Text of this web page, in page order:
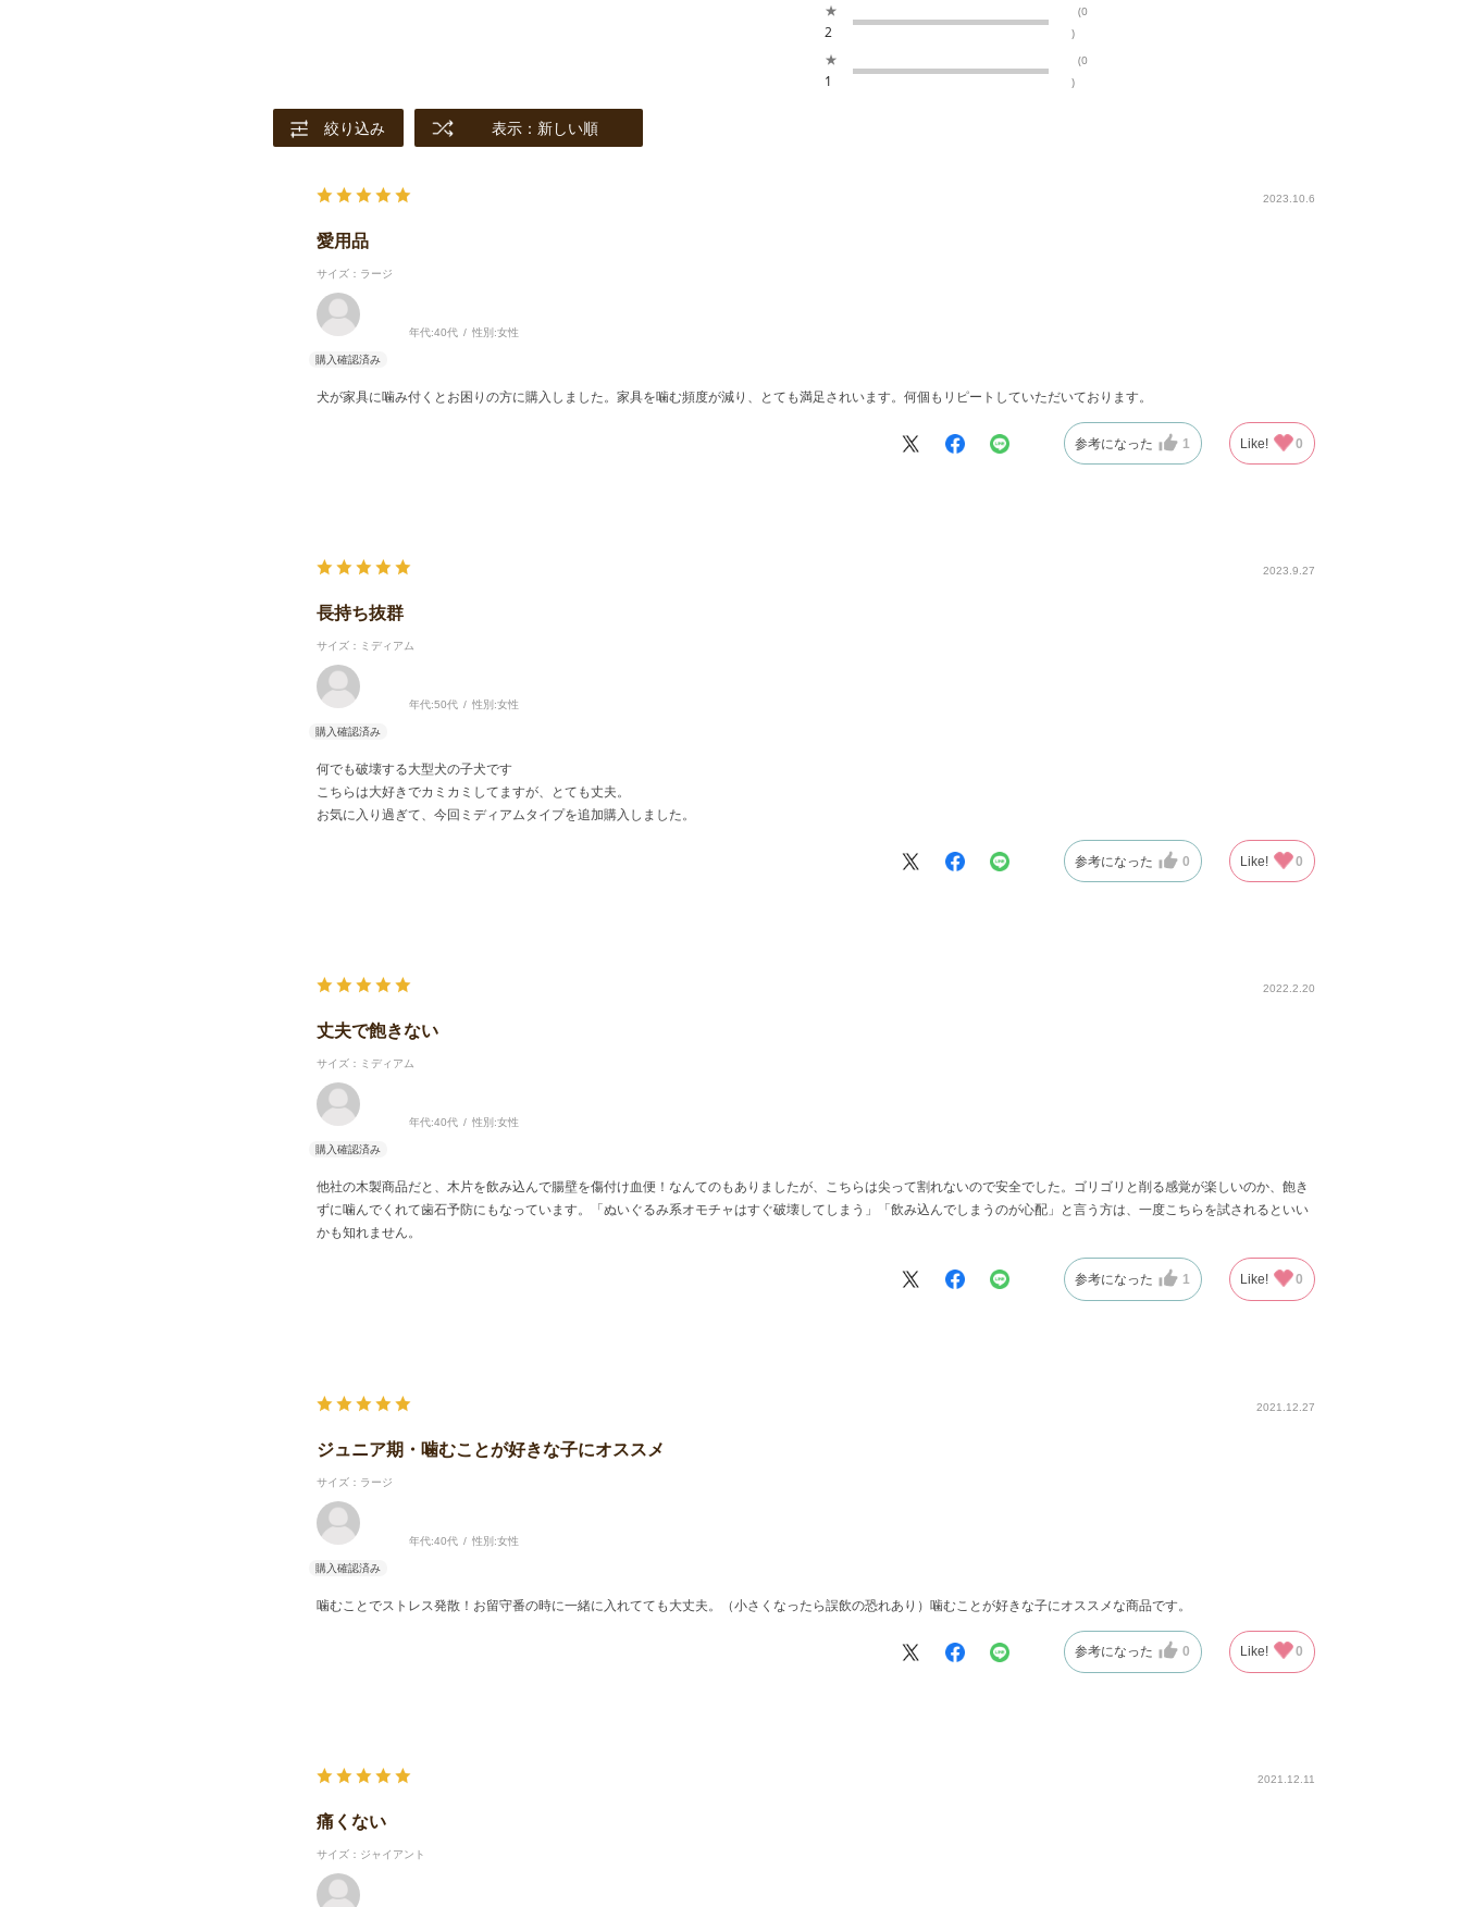
★
2
(0
)
★
1
(0
)
絞り込み 表示：新しい順
2023.10.6
愛用品
サイズ：ラージ
年代:40代 性別:女性
犬が家具に噛み付くとお困りの方に購入しました。家具を噛む頻度が減り、とても満足されいます。何個もリピートしていただいております。
参考になった 1 Like! 0
2023.9.27
長持ち抜群
サイズ：ミディアム
年代:50代 性別:女性
何でも破壊する大型犬の子犬です
こちらは大好きでカミカミしてますが、とても丈夫。
お気に入り過ぎて、今回ミディアムタイプを追加購入しました。
参考になった 0 Like! 0
2022.2.20
丈夫で飽きない
サイズ：ミディアム
年代:40代 性別:女性
他社の木製商品だと、木片を飲み込んで腸壁を傷付け血便！なんてのもありましたが、こちらは尖って割れないので安全でした。ゴリゴリと削る感覚が楽しいのか、飽き
ずに噛んでくれて歯石予防にもなっています。「ぬいぐるみ系オモチャはすぐ破壊してしまう」「飲み込んでしまうのが心配」と言う方は、一度こちらを試されるといい
かも知れません。
参考になった 1 Like! 0
2021.12.27
ジュニア期・噛むことが好きな子にオススメ
サイズ：ラージ
年代:40代 性別:女性
噛むことでストレス発散！お留守番の時に一緒に入れてても大丈夫。（小さくなったら誤飲の恐れあり）噛むことが好きな子にオススメな商品です。
参考になった 0 Like! 0
2021.12.11
痛くない
サイズ：ジャイアント